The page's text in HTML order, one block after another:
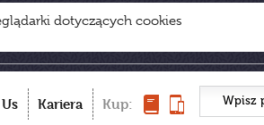
dotyczących cookies
Kariera Kup: